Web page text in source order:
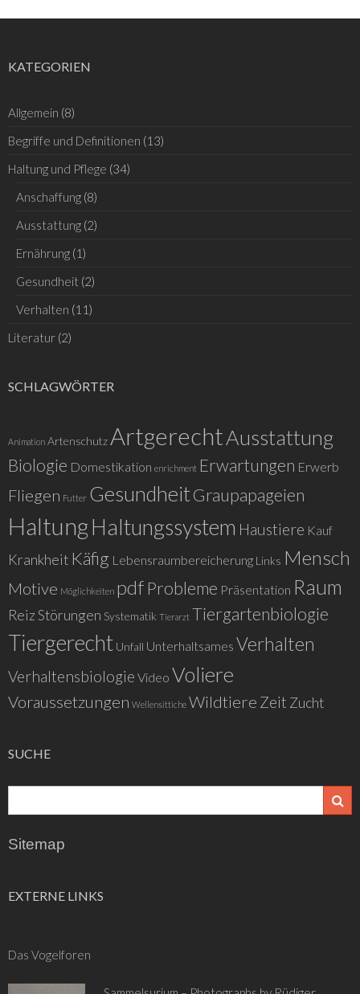
KATEGORIEN
Allgemein (8)
Begriffe und Definitionen (13)
Haltung und Pflege (34)
Anschaffung (8)
Ausstattung (2)
Ernährung (1)
Gesundheit (2)
Verhalten (11)
Literatur (2)
SCHLAGWÖRTER
Animation ArtenschutzArtgerechtAusstattung
Biologie Domestikation enrichment Erwartungen Erwerb
Fliegen Futter GesundheitGraupapageien
HaltungHaltungssystem Haustiere Kauf
Krankheit Käfig Lebensraumbereicherung Links Mensch
Motive Möglichkeiten pdf Probleme Präsentation Raum
ReizStörungen Systematik Tierarzt Tiergartenbiologie
Tiergerecht Unfall Unterhaltsames Verhalten
Verhaltensbiologie Video Voliere
Voraussetzungen Wellensittiche Wildtiere Zeit Zucht
SUCHE
Sitemap
EXTERNE LINKS
Das Vogelforen